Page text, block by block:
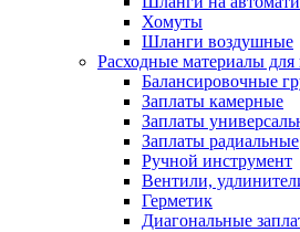
Хомуты
Шланги воздушные
Расходные материалы
Балансировочные
Заплаты камерные
Заплаты
Заплаты радиальные
Ручной инструмент
Вентили,
Герметик
Диагональные